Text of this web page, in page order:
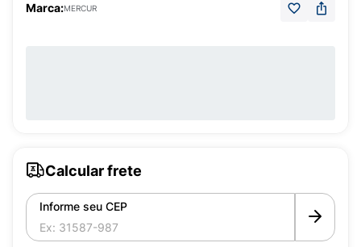
Marca:MERCUR
Calcular frete
Informe seu CEP